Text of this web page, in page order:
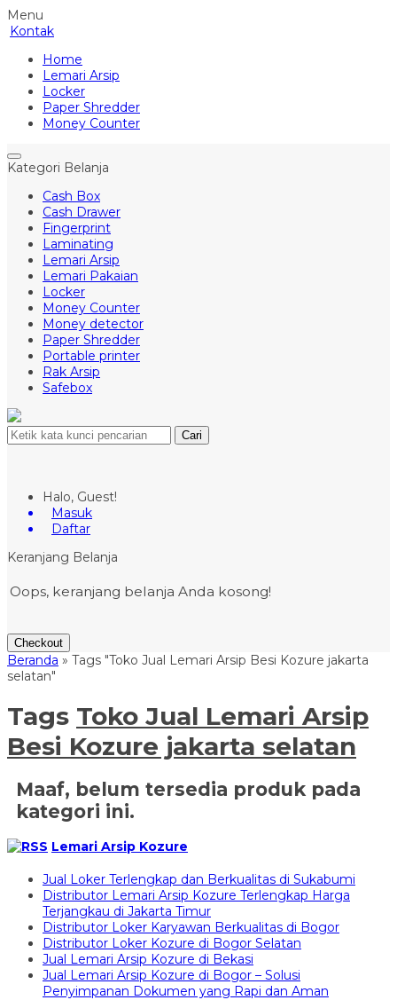
Menu
Kontak
Home
Lemari Arsip
Locker
Paper Shredder
Money Counter
Kategori Belanja
Cash Box
Cash Drawer
Fingerprint
Laminating
Lemari Arsip
Lemari Pakaian
Locker
Money Counter
Money detector
Paper Shredder
Portable printer
Rak Arsip
Safebox
Cari
Halo, Guest!
Masuk
Daftar
Keranjang Belanja
Oops, keranjang belanja Anda kosong!
Checkout
Beranda » Tags "Toko Jual Lemari Arsip Besi Kozure jakarta
selatan"
Tags Toko Jual Lemari Arsip
Besi Kozure jakarta selatan
Maaf, belum tersedia produk pada
kategori ini.
Lemari Arsip Kozure
Jual Loker Terlengkap dan Berkualitas di Sukabumi
Distributor Lemari Arsip Kozure Terlengkap Harga
Terjangkau di Jakarta Timur
Distributor Loker Karyawan Berkualitas di Bogor
Distributor Loker Kozure di Bogor Selatan
Jual Lemari Arsip Kozure di Bekasi
Jual Lemari Arsip Kozure di Bogor – Solusi
Penyimpanan Dokumen yang Rapi dan Aman